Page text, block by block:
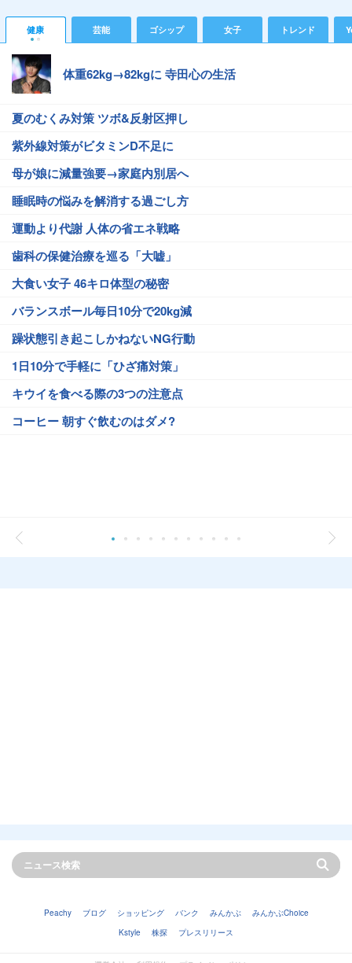
健康 芸能 ゴシップ 女子 トレンド
体重62kg→82kgに 寺田心の生活
夏のむくみ対策 ツボ&反射区押し
紫外線対策がビタミンD不足に
母が娘に減量強要→家庭内別居へ
睡眠時の悩みを解消する過ごし方
運動より代謝 人体の省エネ戦略
歯科の保健治療を巡る「大嘘」
大食い女子 46キロ体型の秘密
バランスボール毎日10分で20kg減
躁状態引き起こしかねないNG行動
1日10分で手軽に「ひざ痛対策」
キウイを食べる際の3つの注意点
コーヒー 朝すぐ飲むのはダメ?
Peachy ブログ ショッピング バンク みんかぶ
みんかぶChoice
Kstyle
株探 プレスリリース